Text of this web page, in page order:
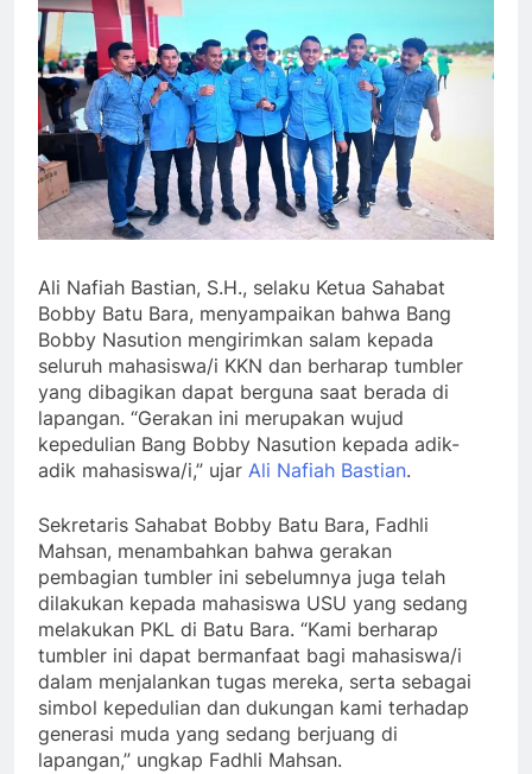
Ali Nafiah Bastian, S.H., selaku Ketua Sahabat
Bobby Batu Bara, menyampaikan bahwa Bang
Bobby Nasution mengirimkan salam kepada
seluruh mahasiswa/i KKN dan berharap tumbler
yang dibagikan dapat berguna saat berada di
lapangan. “Gerakan ini merupakan wujud
kepedulian Bang Bobby Nasution kepada adik-
adik mahasiswa/i,” ujar Ali Nafiah Bastian.
Sekretaris Sahabat Bobby Batu Bara, Fadhli
Mahsan, menambahkan bahwa gerakan
pembagian tumbler ini sebelumnya juga telah
dilakukan kepada mahasiswa USU yang sedang
melakukan PKL di Batu Bara. “Kami berharap
tumbler ini dapat bermanfaat bagi mahasiswa/i
dalam menjalankan tugas mereka, serta sebagai
simbol kepedulian dan dukungan kami terhadap
generasi muda yang sedang berjuang di
lapangan,” ungkap Fadhli Mahsan.